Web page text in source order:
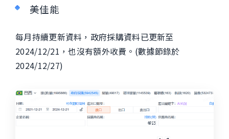
美佳能
每月持續更新資料，政府採購資料已更新至
2024/12/21，也沒有額外收費。(數據節錄於
2024/12/27)